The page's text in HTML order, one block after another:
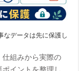
なデータは先に保護し
組みから実際の